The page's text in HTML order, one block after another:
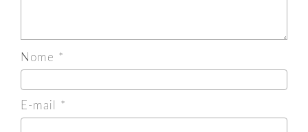
Nome *
E-mail *